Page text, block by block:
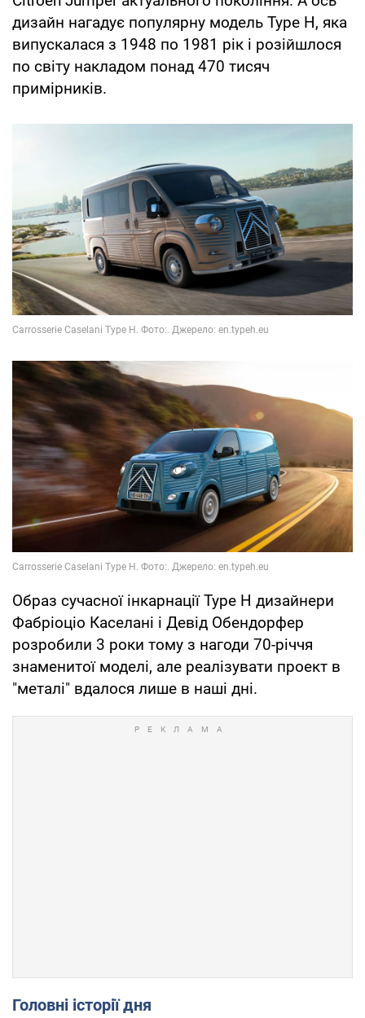
дизайн нагадує популярну модель Type H, яка
випускалася з 1948 по 1981 рік і розійшлося
по світу накладом понад 470 тисяч
примірників.
Образ сучасної інкарнації Type H дизайнери
Фабріоціо Каселані і Девід Обендорфер
розробили 3 роки тому з нагоди 70-річчя
знаменитої моделі, але реалізувати проект в
"металі" вдалося лише в наші дні.
Головні історії дня